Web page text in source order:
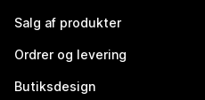
Salg af produkter
Ordrer og levering
Butiksdesign